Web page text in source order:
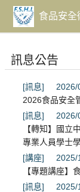
主
要
容
食品安全
訊息公告
[訊息]
2026/
2026食品安全
[訊息]
2026/
【轉知】國立
專業人員學士學
[講座]
2025/
【專題講座】
[訊息]
2025/